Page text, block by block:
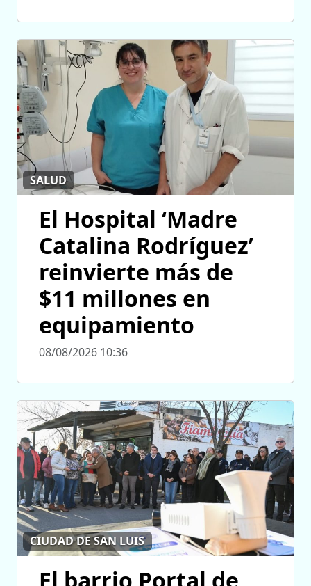
SALUD
El Hospital ‘Madre
Catalina Rodríguez’
reinvierte más de
$11 millones en
equipamiento
08/08/2026 10:36
CIUDAD DE SAN LUIS